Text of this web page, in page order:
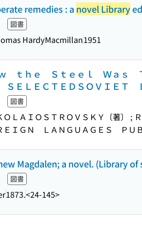
remedies : a novel Library
図書
HardyMacmillan1951
ｔｈｅ Ｓｔｅｅｌ Ｗａｓ Ｔ
ＥＬＥＣＴＥＤＳＯＶＩＥＴ
図書
ＯＬＡＩＯＳＴＲＯＶＳＫＹ〔著〕 ;
ＥＩＧＮ ＬＡＮＧＵＡＧＥＳ ＰＵ
Magdalen; a novel. (Library of
図書
1873.<24-145>